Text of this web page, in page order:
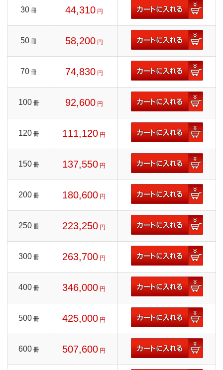
30 冊 44,310 円
50 冊 58,200 円
70 冊 74,830 円
100 冊 92,600 円
120 冊 111,120 円
150 冊 137,550 円
200 冊 180,600 円
250 冊 223,250 円
300 冊 263,700 円
400 冊 346,000 円
500 冊 425,000 円
600 冊 507,600 円